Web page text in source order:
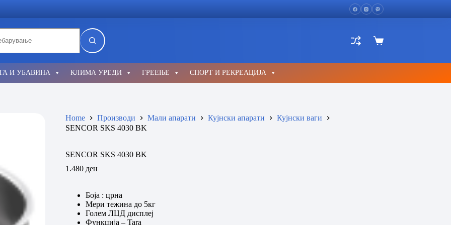
Shopping
И УБАВИНА КЛИМА УРЕДИ ГРЕЕЊЕ СПОРТ И РЕКРЕАЦИЈА
Home Производи Мали апарати Кујнски апарати
Кујнски ваги
SENCOR SKS 4030 BK
SENCOR SKS 4030 BK
1.480 ден
Боја : црна
Мери тежина до 5кг
Голем ЛЦД дисплеј
Функција – Tara